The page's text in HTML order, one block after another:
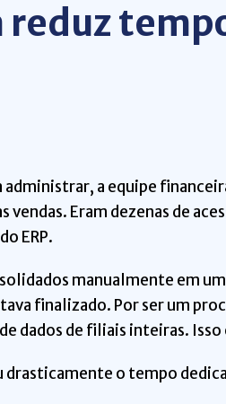
reduz
a equipe
Eram dezenas de
ERP.
manualmente em
finalizado. Por ser um
dados de filiais inteiras.
drasticamente o tempo